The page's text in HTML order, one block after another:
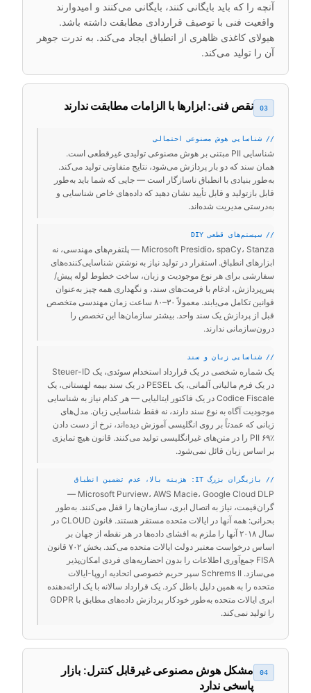
آنچه را که باید بایگانی کنند، بایگانی می‌کنند و امیدوارند
واقعیت فنی با توصیف قراردادی مطابقت داشته باشد.
هیولای کاغذی ظاهری از انطباق ایجاد می‌کند. به ندرت جوهر
آن را تولید می‌کند.
03 نقص فنی: ابزارها با الزامات مطابقت ندارند
// شناسایی هوش مصنوعی احتمالی
شناسایی PII مبتنی بر هوش مصنوعی تولیدی غیرقطعی است.
همان سند که دو بار پردازش می‌شود، نتایج متفاوتی تولید می‌کند.
به‌طور بنیادی با انطباق ناسازگار است — جایی که شما باید به‌طور
قابل بازتولید و قابل تأیید نشان دهید که داده‌های خاص شناسایی و
به‌درستی مدیریت شده‌اند.
// سیستم‌های قطعی DIY
Microsoft Presidio، spaCy، Stanza — پلتفرم‌های مهندسی، نه
ابزارهای انطباق. استقرار در تولید نیاز به نوشتن شناسایی‌کننده‌های
سفارشی برای هر نوع موجودیت و زبان، ساخت خطوط لوله پیش/
پس‌پردازش، ادغام با فرمت‌های سند، و نگهداری همه چیز به‌عنوان
قوانین تکامل می‌یابند. معمولاً ۳۰–۸۰ ساعت زمان مهندسی متخصص
قبل از پردازش یک سند واحد. بیشتر سازمان‌ها این تخصص را
درون‌سازمانی ندارند.
// شناسایی زبان و سند
یک شماره شخصی در یک قرارداد استخدام سوئدی، یک Steuer-ID
در یک فرم مالیاتی آلمانی، یک PESEL در یک سند بیمه لهستانی، یک
Codice Fiscale در یک فاکتور ایتالیایی — هر کدام نیاز به شناسایی
موجودیت آگاه به نوع سند دارند، نه فقط شناسایی زبان. مدل‌های
زبانی که عمدتاً بر روی انگلیسی آموزش دیده‌اند، نرخ از دست دادن
PII ۶۹٪ را در متن‌های غیرانگلیسی تولید می‌کنند. قانون هیچ تمایزی
بر اساس زبان قائل نمی‌شود.
// بازیگران بزرگ IT: هزینه بالا، عدم تضمین انطباق
Microsoft Purview، AWS Macie، Google Cloud DLP —
گران‌قیمت، نیاز به اتصال ابری، سازمان‌ها را قفل می‌کنند. به‌طور
بحرانی: همه آنها در ایالات متحده مستقر هستند. قانون CLOUD در
سال ۲۰۱۸ آنها را ملزم به افشای داده‌ها در هر نقطه از جهان بر
اساس درخواست معتبر دولت ایالات متحده می‌کند. بخش ۷۰۲ قانون
FISA جمع‌آوری اطلاعات را بدون احضاریه‌های فردی امکان‌پذیر
می‌سازد. Schrems II سپر حریم خصوصی اتحادیه اروپا-ایالات
متحده را به همین دلیل باطل کرد. یک قرارداد سالانه با یک ارائه‌دهنده
ابری ایالات متحده به‌طور خودکار پردازش داده‌های مطابق با GDPR
را تولید نمی‌کند.
04
مشکل هوش مصنوعی غیرقابل کنترل: بازار
پاسخی ندارد